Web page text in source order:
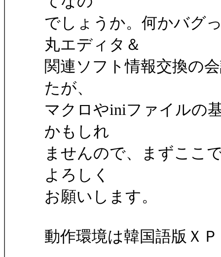
でしょうか。何かバグ
丸エディタ＆
関連ソフト情報交換の
たが、
マクロやiniファイルの
かもしれ
ませんので、まずここ
よろしく
お願いします。
動作環境は韓国語版Ｘ